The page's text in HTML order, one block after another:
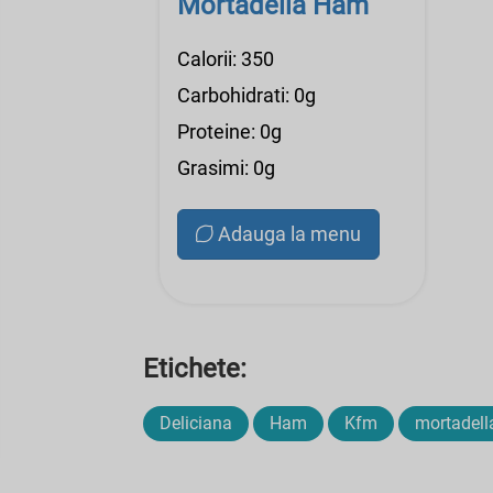
Calorii: 350
Carbohidrati: 0g
Proteine: 0g
Grasimi: 0g
Adauga la menu
Etichete:
Deliciana Ham Kfm